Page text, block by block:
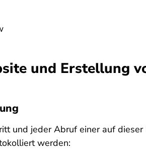
und Erstellung
und jeder Abruf einer auf
werden: